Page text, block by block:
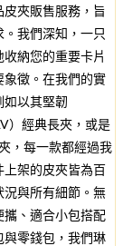
夾販售服務，旨
我們深知，一只
納您的重要卡片
徵。在我們的實
如以其堅韌
）經典長夾，或是
，每一款都經過我
架的皮夾皆為百
與所有細節。無
、適合小包搭配
與零錢包，我們琳